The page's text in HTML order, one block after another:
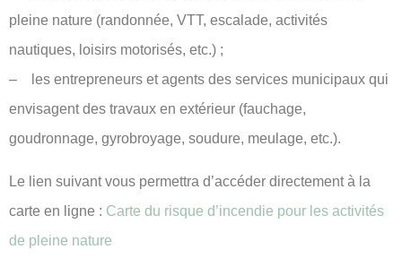
pleine nature (randonnée, VTT, escalade, activités
nautiques, loisirs motorisés, etc.) ;
– les entrepreneurs et agents des services municipaux qui
envisagent des travaux en extérieur (fauchage,
goudronnage, gyrobroyage, soudure, meulage, etc.).
Le lien suivant vous permettra d’accéder directement à la
carte en ligne : Carte du risque d’incendie pour les activités
de pleine nature